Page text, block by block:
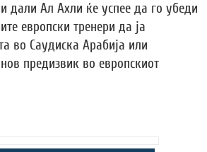
дали Ал Ахли ќе успее да го убеди
европски тренери да ја
во Саудиска Арабија или
предизвик во европскиот